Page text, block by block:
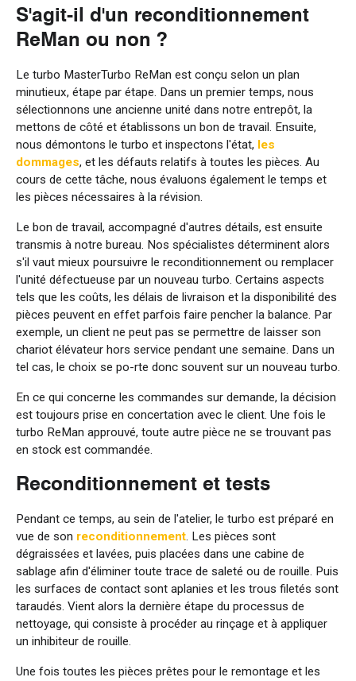
S'agit-il d'un reconditionnement
ReMan ou non ?
Le turbo MasterTurbo ReMan est conçu selon un plan
minutieux, étape par étape. Dans un premier temps, nous
sélectionnons une ancienne unité dans notre entrepôt, la
mettons de côté et établissons un bon de travail. Ensuite,
nous démontons le turbo et inspectons l'état, les
dommages, et les défauts relatifs à toutes les pièces. Au
cours de cette tâche, nous évaluons également le temps et
les pièces nécessaires à la révision.
Le bon de travail, accompagné d'autres détails, est ensuite
transmis à notre bureau. Nos spécialistes déterminent alors
s'il vaut mieux poursuivre le reconditionnement ou remplacer
l'unité défectueuse par un nouveau turbo. Certains aspects
tels que les coûts, les délais de livraison et la disponibilité des
pièces peuvent en effet parfois faire pencher la balance. Par
exemple, un client ne peut pas se permettre de laisser son
chariot élévateur hors service pendant une semaine. Dans un
tel cas, le choix se po-rte donc souvent sur un nouveau turbo.
En ce qui concerne les commandes sur demande, la décision
est toujours prise en concertation avec le client. Une fois le
turbo ReMan approuvé, toute autre pièce ne se trouvant pas
en stock est commandée.
Reconditionnement et tests
Pendant ce temps, au sein de l'atelier, le turbo est préparé en
vue de son reconditionnement. Les pièces sont
dégraissées et lavées, puis placées dans une cabine de
sablage afin d'éliminer toute trace de saleté ou de rouille. Puis
les surfaces de contact sont aplanies et les trous filetés sont
taraudés. Vient alors la dernière étape du processus de
nettoyage, qui consiste à procéder au rinçage et à appliquer
un inhibiteur de rouille.
Une fois toutes les pièces prêtes pour le remontage et les